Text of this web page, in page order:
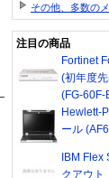
その他、多数の
注目の商品
Fortinet
(初年度
(FG-60F-
Hewlett-
ール
IBM
クアウト